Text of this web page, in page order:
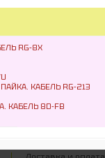
RG-8X
КАБЕЛЬ RG-213
КАБЕЛЬ 8D-FB